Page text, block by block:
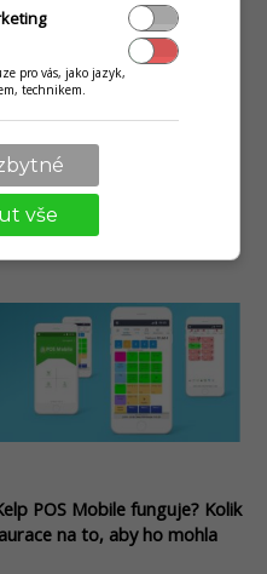
říct víc? V čem vidíte jeho
ukázku si můžete
je, že jídlo nabízíte přímo
Program je
různých funkcí pro
fotografií
POS Mobile funguje? Kolik
na to, aby ho mohla
pro vás, jako jazyk,
technikem.
vše